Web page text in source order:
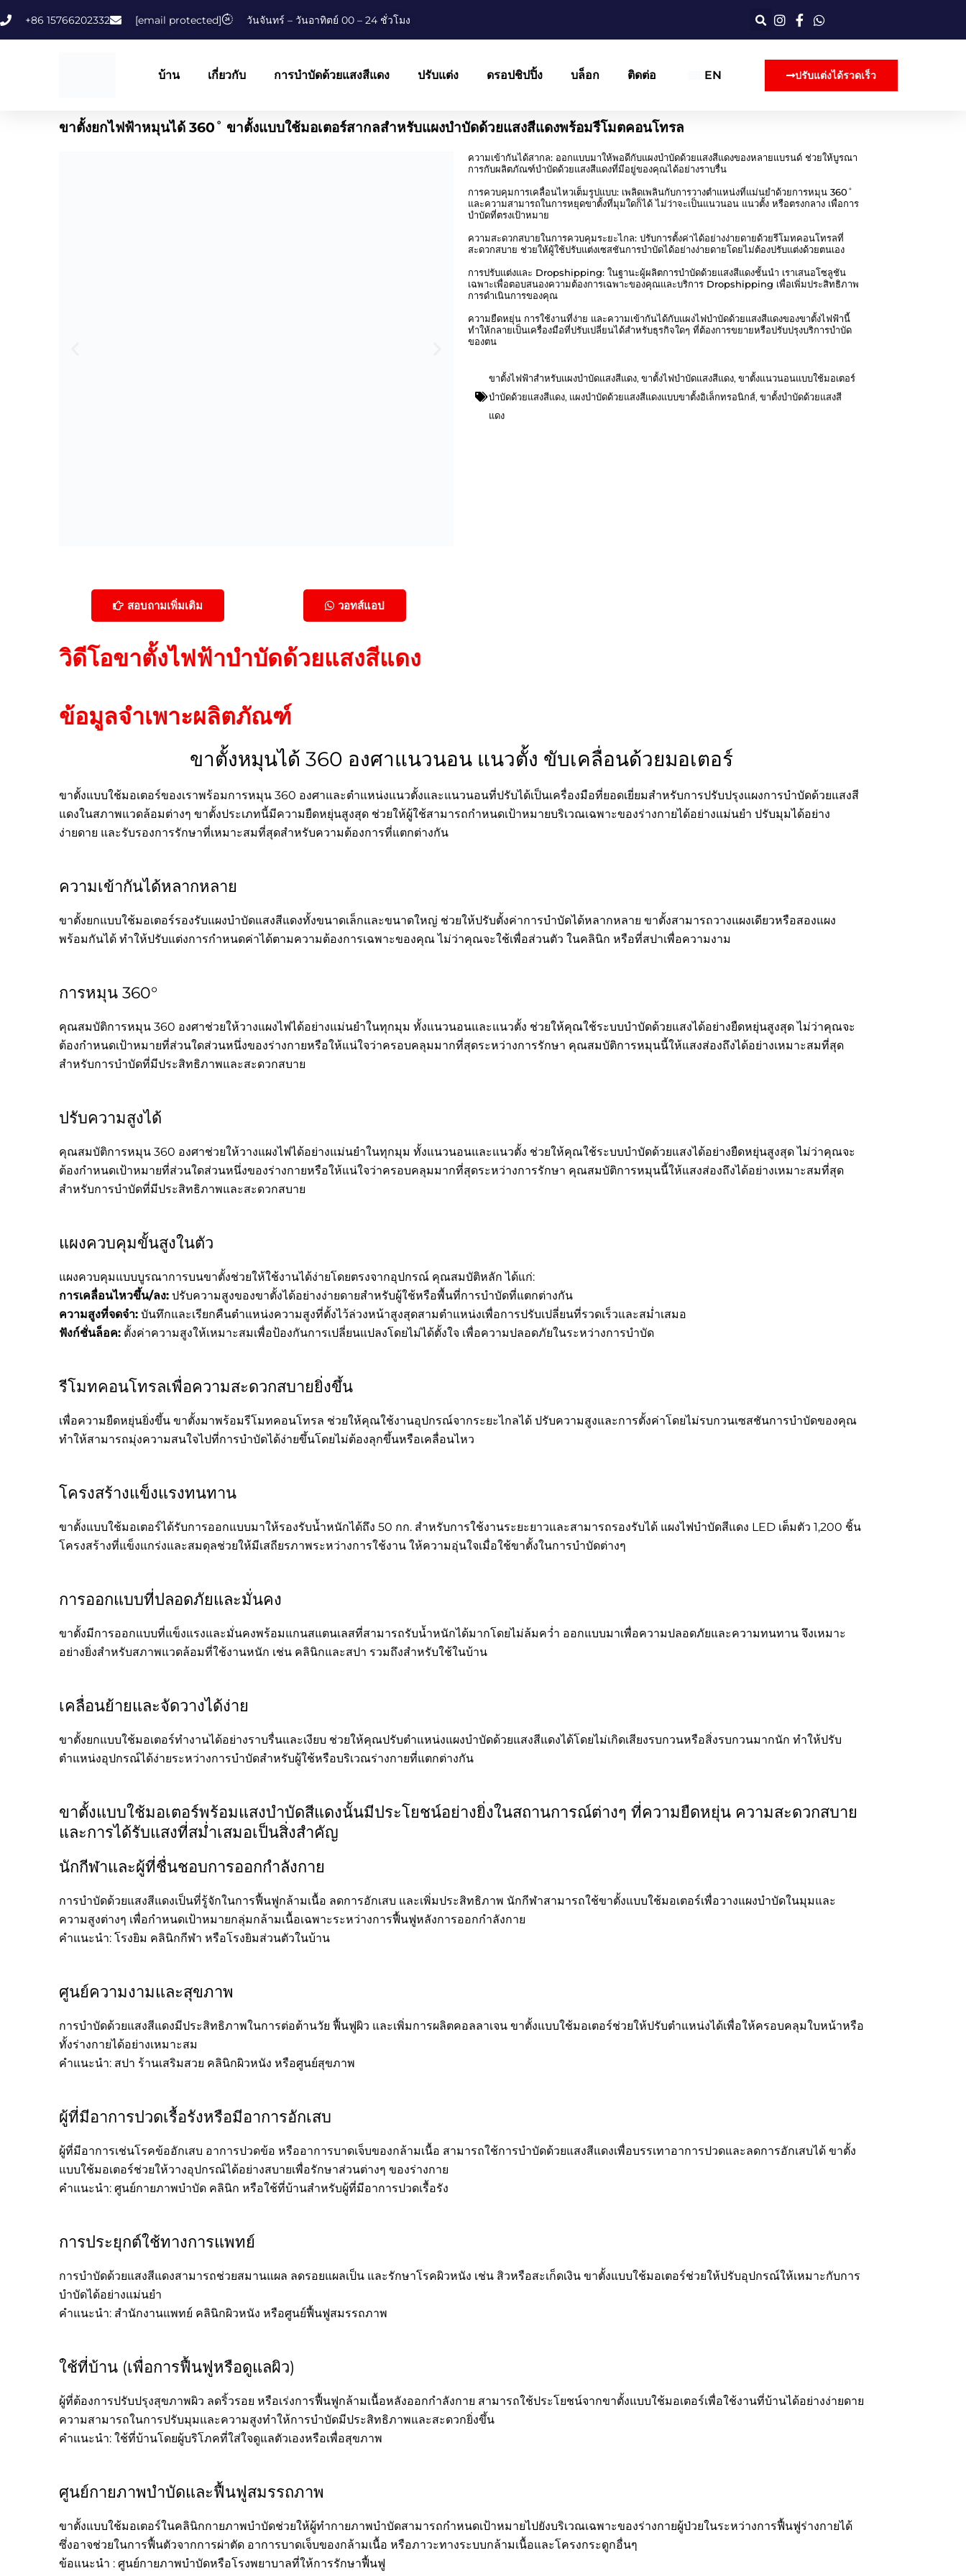
ไป
+86 15766202332 [email protected] วันจันทร์ – วันอาทิตย์ 00 – 24 ชั่วโมง
บ้าน เกี่ยวกับ การบำบัดด้วยแสงสีแดง ปรับแต่ง ดรอปชิปปิ้ง บล็อก ติดต่อ EN ปรับแต่งได้รวดเร็ว
ขาตั้งยกไฟฟ้าหมุนได้ 360˚ ขาตั้งแบบใช้มอเตอร์สากลสำหรับแผงบำบัดด้วยแสงสีแดงพร้อมรีโมตคอนโทรล
สอบถามเพิ่มเติม วอทส์แอป
ความเข้ากันได้สากล: ออกแบบมาให้พอดีกับแผงบำบัดด้วยแสงสีแดงของหลายแบรนด์ ช่วยให้บูรณา
การกับผลิตภัณฑ์บำบัดด้วยแสงสีแดงที่มีอยู่ของคุณได้อย่างราบรื่น
การควบคุมการเคลื่อนไหวเต็มรูปแบบ: เพลิดเพลินกับการวางตำแหน่งที่แม่นยำด้วยการหมุน 360˚
และความสามารถในการหยุดขาตั้งที่มุมใดก็ได้ ไม่ว่าจะเป็นแนวนอน แนวตั้ง หรือตรงกลาง เพื่อการ
บำบัดที่ตรงเป้าหมาย
ความสะดวกสบายในการควบคุมระยะไกล: ปรับการตั้งค่าได้อย่างง่ายดายด้วยรีโมทคอนโทรลที่
สะดวกสบาย ช่วยให้ผู้ใช้ปรับแต่งเซสชันการบำบัดได้อย่างง่ายดายโดยไม่ต้องปรับแต่งด้วยตนเอง
การปรับแต่งและ Dropshipping: ในฐานะผู้ผลิตการบำบัดด้วยแสงสีแดงชั้นนำ เราเสนอโซลูชัน
เฉพาะเพื่อตอบสนองความต้องการเฉพาะของคุณและบริการ Dropshipping เพื่อเพิ่มประสิทธิภาพ
การดำเนินการของคุณ
ความยืดหยุ่น การใช้งานที่ง่าย และความเข้ากันได้กับแผงไฟบำบัดด้วยแสงสีแดงของขาตั้งไฟฟ้านี้
ทำให้กลายเป็นเครื่องมือที่ปรับเปลี่ยนได้สำหรับธุรกิจใดๆ ที่ต้องการขยายหรือปรับปรุงบริการบำบัด
ของตน
ขาตั้งไฟฟ้าสำหรับแผงบำบัดแสงสีแดง, ขาตั้งไฟบำบัดแสงสีแดง, ขาตั้งแนวนอนแบบใช้มอเตอร์
บำบัดด้วยแสงสีแดง, แผงบำบัดด้วยแสงสีแดงแบบขาตั้งอิเล็กทรอนิกส์, ขาตั้งบำบัดด้วยแสงสี
แดง
วิดีโอขาตั้งไฟฟ้าบำบัดด้วยแสงสีแดง
ข้อมูลจำเพาะผลิตภัณฑ์
ขาตั้งหมุนได้ 360 องศาแนวนอน แนวตั้ง ขับเคลื่อนด้วยมอเตอร์
ขาตั้งแบบใช้มอเตอร์ของเราพร้อมการหมุน 360 องศาและตำแหน่งแนวตั้งและแนวนอนที่ปรับได้เป็นเครื่องมือที่ยอดเยี่ยมสำหรับการปรับปรุงแผงการบำบัดด้วยแสงสี
แดงในสภาพแวดล้อมต่างๆ ขาตั้งประเภทนี้มีความยืดหยุ่นสูงสุด ช่วยให้ผู้ใช้สามารถกำหนดเป้าหมายบริเวณเฉพาะของร่างกายได้อย่างแม่นยำ ปรับมุมได้อย่าง
ง่ายดาย และรับรองการรักษาที่เหมาะสมที่สุดสำหรับความต้องการที่แตกต่างกัน
ความเข้ากันได้หลากหลาย
ขาตั้งยกแบบใช้มอเตอร์รองรับแผงบำบัดแสงสีแดงทั้งขนาดเล็กและขนาดใหญ่ ช่วยให้ปรับตั้งค่าการบำบัดได้หลากหลาย ขาตั้งสามารถวางแผงเดียวหรือสองแผง
พร้อมกันได้ ทำให้ปรับแต่งการกำหนดค่าได้ตามความต้องการเฉพาะของคุณ ไม่ว่าคุณจะใช้เพื่อส่วนตัว ในคลินิก หรือที่สปาเพื่อความงาม
การหมุน 360°
คุณสมบัติการหมุน 360 องศาช่วยให้วางแผงไฟได้อย่างแม่นยำในทุกมุม ทั้งแนวนอนและแนวตั้ง ช่วยให้คุณใช้ระบบบำบัดด้วยแสงได้อย่างยืดหยุ่นสูงสุด ไม่ว่าคุณจะ
ต้องกำหนดเป้าหมายที่ส่วนใดส่วนหนึ่งของร่างกายหรือให้แน่ใจว่าครอบคลุมมากที่สุดระหว่างการรักษา คุณสมบัติการหมุนนี้ให้แสงส่องถึงได้อย่างเหมาะสมที่สุด
สำหรับการบำบัดที่มีประสิทธิภาพและสะดวกสบาย
ปรับความสูงได้
คุณสมบัติการหมุน 360 องศาช่วยให้วางแผงไฟได้อย่างแม่นยำในทุกมุม ทั้งแนวนอนและแนวตั้ง ช่วยให้คุณใช้ระบบบำบัดด้วยแสงได้อย่างยืดหยุ่นสูงสุด ไม่ว่าคุณจะ
ต้องกำหนดเป้าหมายที่ส่วนใดส่วนหนึ่งของร่างกายหรือให้แน่ใจว่าครอบคลุมมากที่สุดระหว่างการรักษา คุณสมบัติการหมุนนี้ให้แสงส่องถึงได้อย่างเหมาะสมที่สุด
สำหรับการบำบัดที่มีประสิทธิภาพและสะดวกสบาย
แผงควบคุมขั้นสูงในตัว
แผงควบคุมแบบบูรณาการบนขาตั้งช่วยให้ใช้งานได้ง่ายโดยตรงจากอุปกรณ์ คุณสมบัติหลัก ได้แก่:
การเคลื่อนไหวขึ้น/ลง: ปรับความสูงของขาตั้งได้อย่างง่ายดายสำหรับผู้ใช้หรือพื้นที่การบำบัดที่แตกต่างกัน
ความสูงที่จดจำ: บันทึกและเรียกคืนตำแหน่งความสูงที่ตั้งไว้ล่วงหน้าสูงสุดสามตำแหน่งเพื่อการปรับเปลี่ยนที่รวดเร็วและสม่ำเสมอ
ฟังก์ชั่นล็อค: ตั้งค่าความสูงให้เหมาะสมเพื่อป้องกันการเปลี่ยนแปลงโดยไม่ได้ตั้งใจ เพื่อความปลอดภัยในระหว่างการบำบัด
รีโมทคอนโทรลเพื่อความสะดวกสบายยิ่งขึ้น
เพื่อความยืดหยุ่นยิ่งขึ้น ขาตั้งมาพร้อมรีโมทคอนโทรล ช่วยให้คุณใช้งานอุปกรณ์จากระยะไกลได้ ปรับความสูงและการตั้งค่าโดยไม่รบกวนเซสชันการบำบัดของคุณ
ทำให้สามารถมุ่งความสนใจไปที่การบำบัดได้ง่ายขึ้นโดยไม่ต้องลุกขึ้นหรือเคลื่อนไหว
โครงสร้างแข็งแรงทนทาน
ขาตั้งแบบใช้มอเตอร์ได้รับการออกแบบมาให้รองรับน้ำหนักได้ถึง 50 กก. สำหรับการใช้งานระยะยาวและสามารถรองรับได้ แผงไฟบำบัดสีแดง LED เต็มตัว 1,200 ชิ้น
โครงสร้างที่แข็งแกร่งและสมดุลช่วยให้มีเสถียรภาพระหว่างการใช้งาน ให้ความอุ่นใจเมื่อใช้ขาตั้งในการบำบัดต่างๆ
การออกแบบที่ปลอดภัยและมั่นคง
ขาตั้งมีการออกแบบที่แข็งแรงและมั่นคงพร้อมแกนสแตนเลสที่สามารถรับน้ำหนักได้มากโดยไม่ล้มคว่ำ ออกแบบมาเพื่อความปลอดภัยและความทนทาน จึงเหมาะ
อย่างยิ่งสำหรับสภาพแวดล้อมที่ใช้งานหนัก เช่น คลินิกและสปา รวมถึงสำหรับใช้ในบ้าน
เคลื่อนย้ายและจัดวางได้ง่าย
ขาตั้งยกแบบใช้มอเตอร์ทำงานได้อย่างราบรื่นและเงียบ ช่วยให้คุณปรับตำแหน่งแผงบำบัดด้วยแสงสีแดงได้โดยไม่เกิดเสียงรบกวนหรือสิ่งรบกวนมากนัก ทำให้ปรับ
ตำแหน่งอุปกรณ์ได้ง่ายระหว่างการบำบัดสำหรับผู้ใช้หรือบริเวณร่างกายที่แตกต่างกัน
ขาตั้งแบบใช้มอเตอร์พร้อมแสงบำบัดสีแดงนั้นมีประโยชน์อย่างยิ่งในสถานการณ์ต่างๆ ที่ความยืดหยุ่น ความสะดวกสบาย
และการได้รับแสงที่สม่ำเสมอเป็นสิ่งสำคัญ
นักกีฬาและผู้ที่ชื่นชอบการออกกำลังกาย
การบำบัดด้วยแสงสีแดงเป็นที่รู้จักในการฟื้นฟูกล้ามเนื้อ ลดการอักเสบ และเพิ่มประสิทธิภาพ นักกีฬาสามารถใช้ขาตั้งแบบใช้มอเตอร์เพื่อวางแผงบำบัดในมุมและ
ความสูงต่างๆ เพื่อกำหนดเป้าหมายกลุ่มกล้ามเนื้อเฉพาะระหว่างการฟื้นฟูหลังการออกกำลังกาย
คำแนะนำ: โรงยิม คลินิกกีฬา หรือโรงยิมส่วนตัวในบ้าน
ศูนย์ความงามและสุขภาพ
การบำบัดด้วยแสงสีแดงมีประสิทธิภาพในการต่อต้านวัย ฟื้นฟูผิว และเพิ่มการผลิตคอลลาเจน ขาตั้งแบบใช้มอเตอร์ช่วยให้ปรับตำแหน่งได้เพื่อให้ครอบคลุมใบหน้าหรือ
ทั้งร่างกายได้อย่างเหมาะสม
คำแนะนำ: สปา ร้านเสริมสวย คลินิกผิวหนัง หรือศูนย์สุขภาพ
ผู้ที่มีอาการปวดเรื้อรังหรือมีอาการอักเสบ
ผู้ที่มีอาการเช่นโรคข้ออักเสบ อาการปวดข้อ หรืออาการบาดเจ็บของกล้ามเนื้อ สามารถใช้การบำบัดด้วยแสงสีแดงเพื่อบรรเทาอาการปวดและลดการอักเสบได้ ขาตั้ง
แบบใช้มอเตอร์ช่วยให้วางอุปกรณ์ได้อย่างสบายเพื่อรักษาส่วนต่างๆ ของร่างกาย
คำแนะนำ: ศูนย์กายภาพบำบัด คลินิก หรือใช้ที่บ้านสำหรับผู้ที่มีอาการปวดเรื้อรัง
การประยุกต์ใช้ทางการแพทย์
การบำบัดด้วยแสงสีแดงสามารถช่วยสมานแผล ลดรอยแผลเป็น และรักษาโรคผิวหนัง เช่น สิวหรือสะเก็ดเงิน ขาตั้งแบบใช้มอเตอร์ช่วยให้ปรับอุปกรณ์ให้เหมาะกับการ
บำบัดได้อย่างแม่นยำ
คำแนะนำ: สำนักงานแพทย์ คลินิกผิวหนัง หรือศูนย์ฟื้นฟูสมรรถภาพ
ใช้ที่บ้าน (เพื่อการฟื้นฟูหรือดูแลผิว)
ผู้ที่ต้องการปรับปรุงสุขภาพผิว ลดริ้วรอย หรือเร่งการฟื้นฟูกล้ามเนื้อหลังออกกำลังกาย สามารถใช้ประโยชน์จากขาตั้งแบบใช้มอเตอร์เพื่อใช้งานที่บ้านได้อย่างง่ายดาย
ความสามารถในการปรับมุมและความสูงทำให้การบำบัดมีประสิทธิภาพและสะดวกยิ่งขึ้น
คำแนะนำ: ใช้ที่บ้านโดยผู้บริโภคที่ใส่ใจดูแลตัวเองหรือเพื่อสุขภาพ
ศูนย์กายภาพบำบัดและฟื้นฟูสมรรถภาพ
ขาตั้งแบบใช้มอเตอร์ในคลินิกกายภาพบำบัดช่วยให้ผู้ทำกายภาพบำบัดสามารถกำหนดเป้าหมายไปยังบริเวณเฉพาะของร่างกายผู้ป่วยในระหว่างการฟื้นฟูร่างกายได้
ซึ่งอาจช่วยในการฟื้นตัวจากการผ่าตัด อาการบาดเจ็บของกล้ามเนื้อ หรือภาวะทางระบบกล้ามเนื้อและโครงกระดูกอื่นๆ
ข้อแนะนำ : ศูนย์กายภาพบำบัดหรือโรงพยาบาลที่ให้การรักษาฟื้นฟู